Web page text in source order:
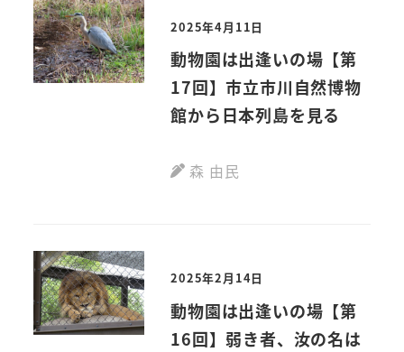
2025年4月11日
動物園は出逢いの場【第
17回】市立市川自然博物
館から日本列島を見る
森 由民
2025年2月14日
動物園は出逢いの場【第
16回】弱き者、汝の名は